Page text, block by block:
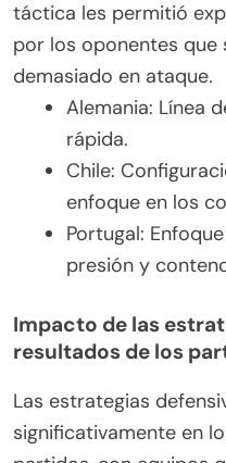
táctica les permitió
por los oponentes
demasiado en ataque.
Alemania: Línea
rápida.
Chile:
enfoque en los
Portugal:
presión y
Impacto de las
resultados de los
Las estrategias
significativamente en